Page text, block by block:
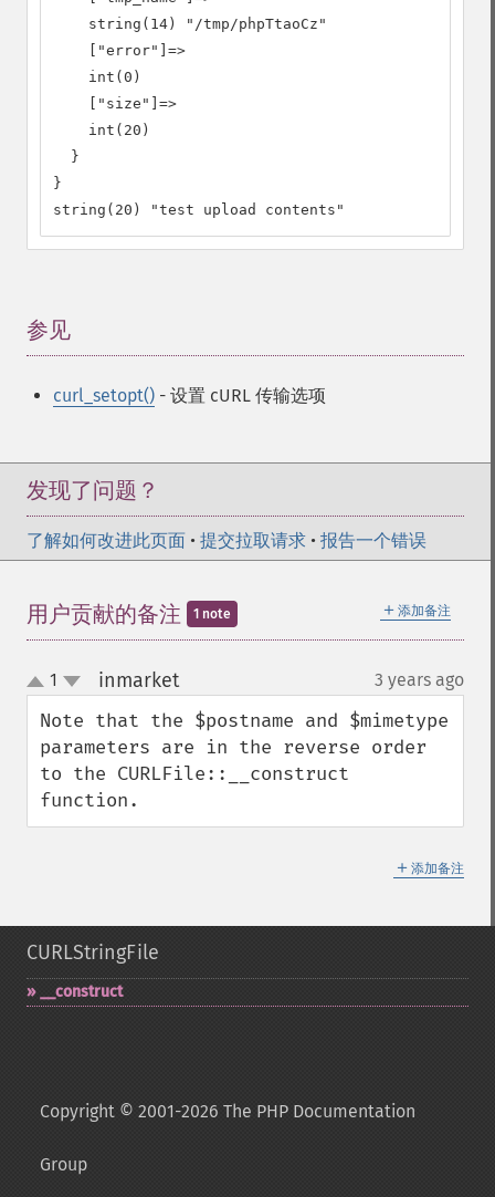
    string(14) "/tmp/phpTtaoCz"
    ["error"]=>
    int(0)
    ["size"]=>
    int(20)
  }
}
string(20) "test upload contents"
参见
curl_setopt() - 设置 cURL 传输选项
发现了问题？
了解如何改进此页面 • 提交拉取请求 • 报告一个错误
＋ 添加备注
用户贡献的备注 1 note
up
down
1 inmarket¶ 3 years ago
Note that the $postname and $mimetype
parameters are in the reverse order
to the CURLFile::__construct
function.
＋ 添加备注
CURLStringFile
_​_​construct
Copyright © 2001-2026 The PHP Documentation
Group